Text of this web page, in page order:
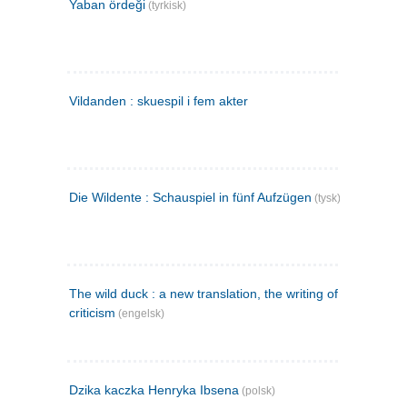
Yaban ördeği (tyrkisk)
Vildanden : skuespil i fem akter
Die Wildente : Schauspiel in fünf Aufzügen (tysk)
The wild duck : a new translation, the writing of the play,
criticism (engelsk)
Dzika kaczka Henryka Ibsena (polsk)